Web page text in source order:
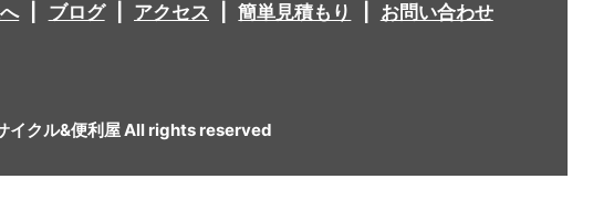
ブログ アクセス 簡単見積もり お問い合わせ
イクル&便利屋 All rights reserved